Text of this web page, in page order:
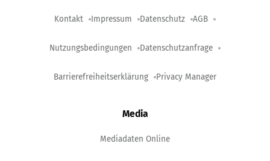
Kontakt Impressum Datenschutz AGB
Nutzungsbedingungen Datenschutzanfrage
Barrierefreiheitserklärung Privacy Manager
Media
Mediadaten Online